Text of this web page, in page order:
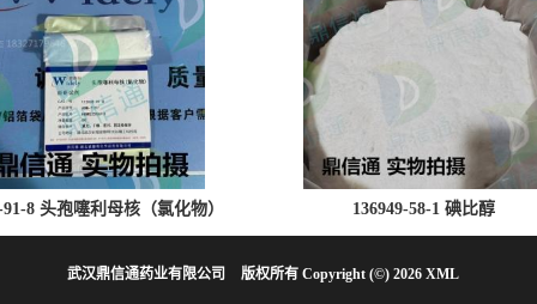
91-8 头孢噻利母核（氯化物） 136949-58-1 碘比醇
武汉鼎信通药业有限公司 版权所有 Copyright (©) 2026 XML